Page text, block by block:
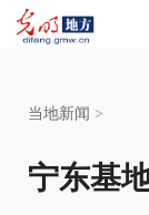
当地新闻 >
宁东基